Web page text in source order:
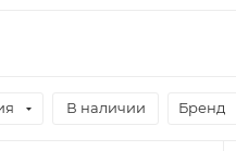
В наличии Бренд